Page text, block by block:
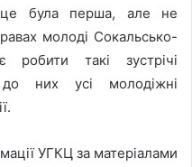
це була перша, але не
молоді Сокальсько-
робити такі зустрічі
них усі молодіжні
УГКЦ за матеріалами